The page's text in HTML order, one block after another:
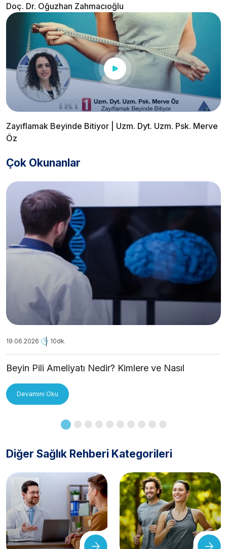
Doç. Dr. Oğuzhan Zahmacıoğlu
Zayıflamak Beyinde Bitiyor | Uzm. Dyt. Uzm. Psk. Merve
Öz
Çok Okunanlar
19.06.2026 10dk.
Beyin Pili Ameliyatı Nedir? Kimlere ve Nasıl
Devamını Oku
Diğer Sağlık Rehberi Kategorileri